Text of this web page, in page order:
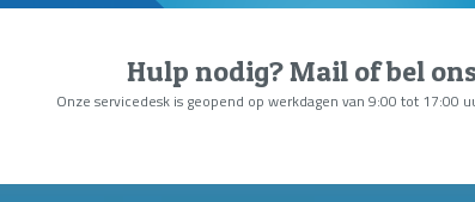
Hulp nodig?Mail of bel
Onze servicedesk is geopend op werkdagen van 9:00 tot 17:00